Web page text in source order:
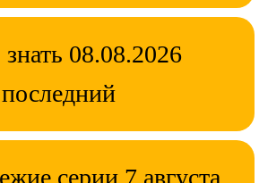
08.08.2026
последний